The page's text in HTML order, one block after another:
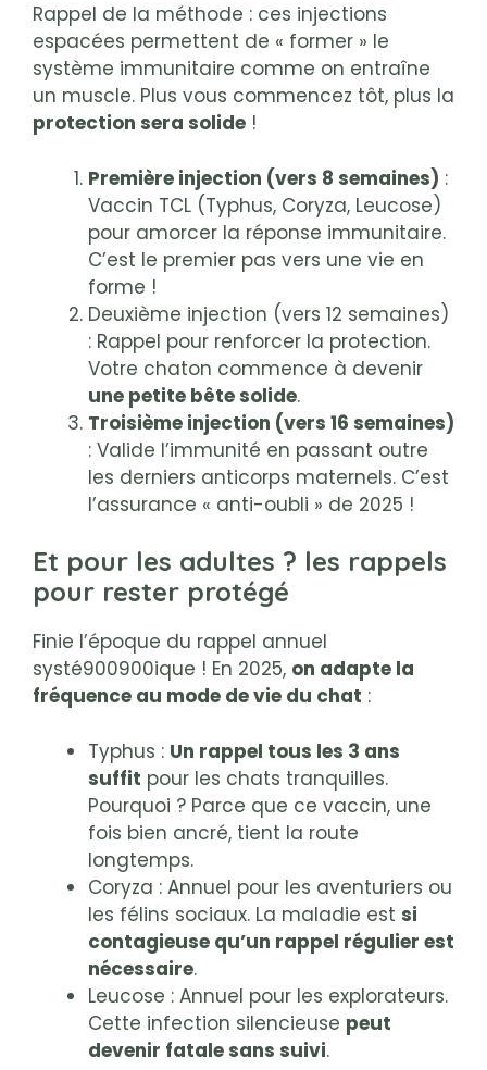
Rappel de la méthode : ces injections
espacées permettent de « former » le
système immunitaire comme on entraîne
un muscle. Plus vous commencez tôt, plus la
protection sera solide !
Première injection (vers 8 semaines) :
Vaccin TCL (Typhus, Coryza, Leucose)
pour amorcer la réponse immunitaire.
C’est le premier pas vers une vie en
forme !
Deuxième injection (vers 12 semaines)
: Rappel pour renforcer la protection.
Votre chaton commence à devenir
une petite bête solide.
Troisième injection (vers 16 semaines)
: Valide l’immunité en passant outre
les derniers anticorps maternels. C’est
l’assurance « anti-oubli » de 2025 !
Et pour les adultes ? les rappels
pour rester protégé
Finie l’époque du rappel annuel
systé900900ique ! En 2025, on adapte la
fréquence au mode de vie du chat :
Typhus : Un rappel tous les 3 ans
suffit pour les chats tranquilles.
Pourquoi ? Parce que ce vaccin, une
fois bien ancré, tient la route
longtemps.
Coryza : Annuel pour les aventuriers ou
les félins sociaux. La maladie est si
contagieuse qu’un rappel régulier est
nécessaire.
Leucose : Annuel pour les explorateurs.
Cette infection silencieuse peut
devenir fatale sans suivi.